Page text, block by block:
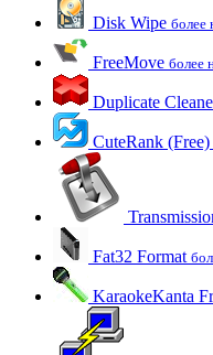
Disk Wipe более
FreeMove более
Duplicate
CuteRank (Free)
Fat32 Format
KaraokeKanta